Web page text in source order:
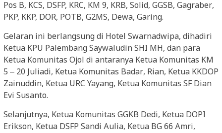
Pos B, KCS, DSFP, KRC, KM 9, KRB, Solid, GGSB, Gagraber,
PKP, KKP, DOR, POTB, G2MS, Dewa, Garing.
Gelaran ini berlangsung di Hotel Swarnadwipa, dihadiri
Ketua KPU Palembang Saywaludin SHI MH, dan para
Ketua Komunitas Ojol di antaranya Ketua Komunitas KM
5 – 20 Juliadi, Ketua Komunitas Badar, Rian, Ketua KKDOP
Zainuddin, Ketua URC Yayang, Ketua Komunitas SF Dian
Evi Susanto.
Selanjutnya, Ketua Komunitas GGKB Dedi, Ketua DOPI
Erikson, Ketua DSFP Sandi Aulia, Ketua BG 66 Amri,